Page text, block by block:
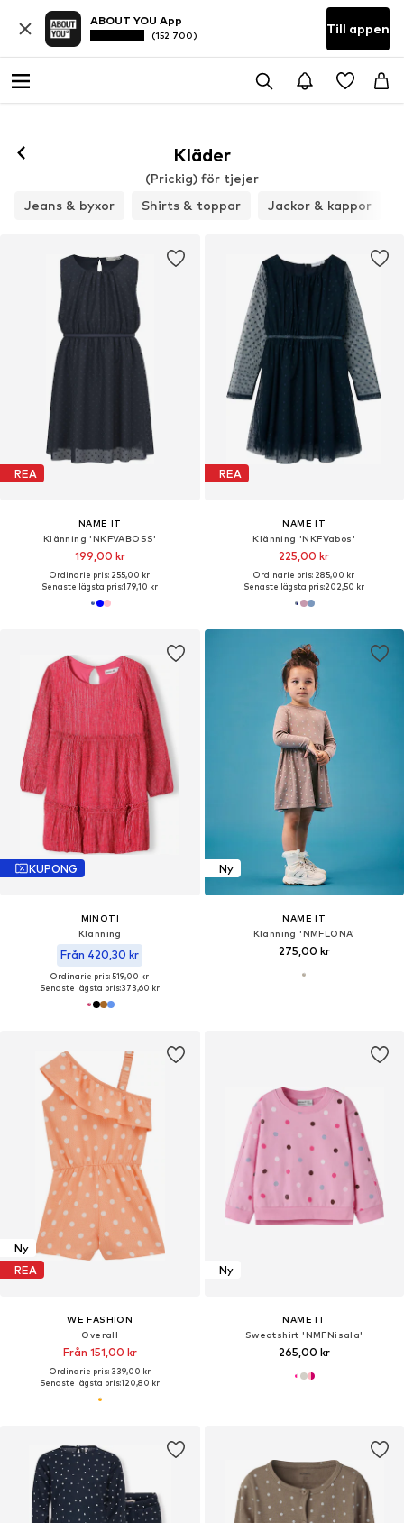
ABOUT YOU App
(152 700) Till appen
Kläder
(Prickig) för tjejer
Jeans & byxor
Shirts & toppar Jackor & kappor
REA
NAME IT
Klänning 'NKFVABOSS'
199,00 kr
Ordinarie pris: 255,00 kr
Senaste lägsta pris:179,10 kr
REA
NAME IT
Klänning 'NKFVabos'
225,00 kr
Ordinarie pris: 285,00 kr
Senaste lägsta pris:202,50 kr
KUPONG
MINOTI
Klänning
Från 420,30 kr
Ordinarie pris: 519,00 kr
Senaste lägsta pris:373,60 kr
Ny
NAME IT
Klänning 'NMFLONA'
275,00 kr
Ny
REA
WE FASHION
Overall
Från 151,00 kr
Ordinarie pris: 339,00 kr
Senaste lägsta pris:120,80 kr
Ny
NAME IT
Sweatshirt 'NMFNisala'
265,00 kr